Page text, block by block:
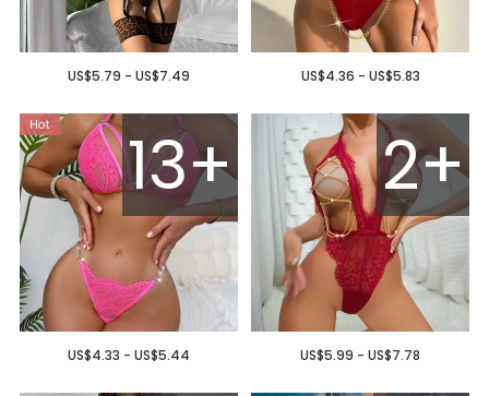
US$4.36 - US$5.83
US$5.79 - US$7.49
2+
US$5.99 - US$7.78
13+
US$4.33 - US$5.44